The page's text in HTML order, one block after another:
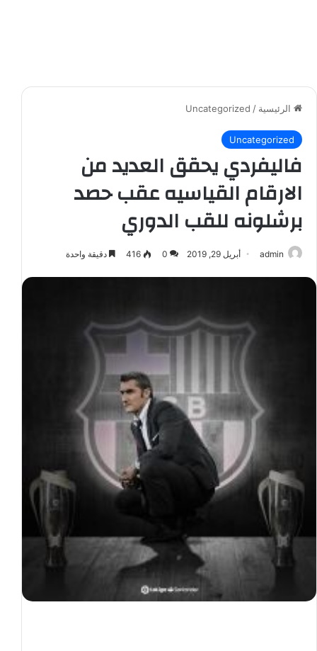
الرئيسية /
Uncategorized
Uncategorized
فاليفردي يحقق العديد من
الارقام القياسيه عقب حصد
برشلونه للقب الدوري
admin أبريل 29, 2019 0
416 دقيقة واحدة